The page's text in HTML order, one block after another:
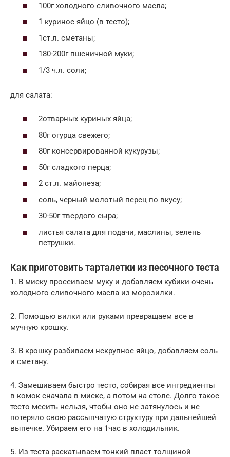
100г холодного сливочного масла;
1 куриное яйцо (в тесто);
1ст.л. сметаны;
180-200г пшеничной муки;
1/3 ч.л. соли;
для салата:
2отварных куриных яйца;
80г огурца свежего;
80г консервированной кукурузы;
50г сладкого перца;
2 ст.л. майонеза;
соль, черный молотый перец по вкусу;
30-50г твердого сыра;
листья салата для подачи, маслины, зелень
петрушки.
Как приготовить тарталетки из песочного теста
1. В миску просеиваем муку и добавляем кубики очень
холодного сливочного масла из морозилки.
2. Помощью вилки или руками превращаем все в
мучную крошку.
3. В крошку разбиваем некрупное яйцо, добавляем соль
и сметану.
4. Замешиваем быстро тесто, собирая все ингредиенты
в комок сначала в миске, а потом на столе. Долго такое
тесто месить нельзя, чтобы оно не затянулось и не
потеряло свою рассыпчатую структуру при дальнейшей
выпечке. Убираем его на 1час в холодильник.
5. Из теста раскатываем тонкий пласт толщиной